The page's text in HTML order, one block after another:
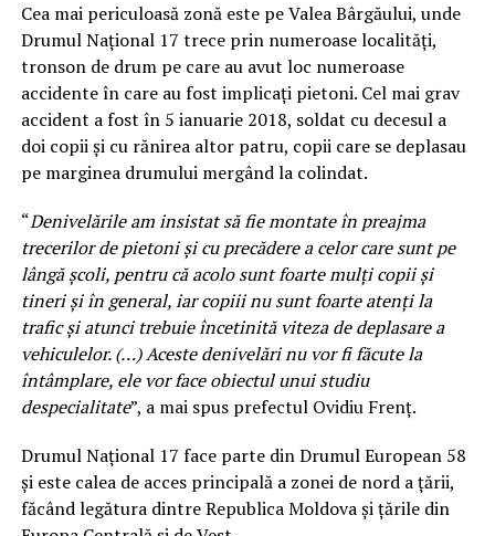
Cea mai periculoasă zonă este pe Valea Bârgăului, unde
Drumul Naţional 17 trece prin numeroase localităţi,
tronson de drum pe care au avut loc numeroase
accidente în care au fost implicaţi pietoni. Cel mai grav
accident a fost în 5 ianuarie 2018, soldat cu decesul a
doi copii şi cu rănirea altor patru, copii care se deplasau
pe marginea drumului mergând la colindat.
“Denivelările am insistat să fie montate în preajma
trecerilor de pietoni şi cu precădere a celor care sunt pe
lângă şcoli, pentru că acolo sunt foarte mulţi copii şi
tineri şi în general, iar copiii nu sunt foarte atenţi la
trafic şi atunci trebuie încetinită viteza de deplasare a
vehiculelor. (…) Aceste denivelări nu vor fi făcute la
întâmplare, ele vor face obiectul unui studiu
despecialitate”, a mai spus prefectul Ovidiu Frenţ.
Drumul Naţional 17 face parte din Drumul European 58
şi este calea de acces principală a zonei de nord a ţării,
făcând legătura dintre Republica Moldova şi ţările din